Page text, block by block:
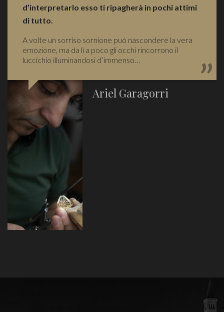
d’interpretarlo esso ti ripagherà in pochi attimi
di tutto.
A volte un sorriso sornione può nascondere la vera
emozione, ma da lì a poco gli occhi rincorrono il
luccichio illuminandosi d’immenso…
„
Ariel Garagorri